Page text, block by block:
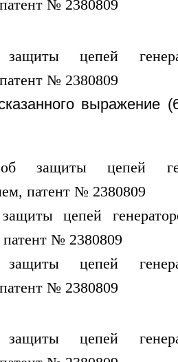
выражение